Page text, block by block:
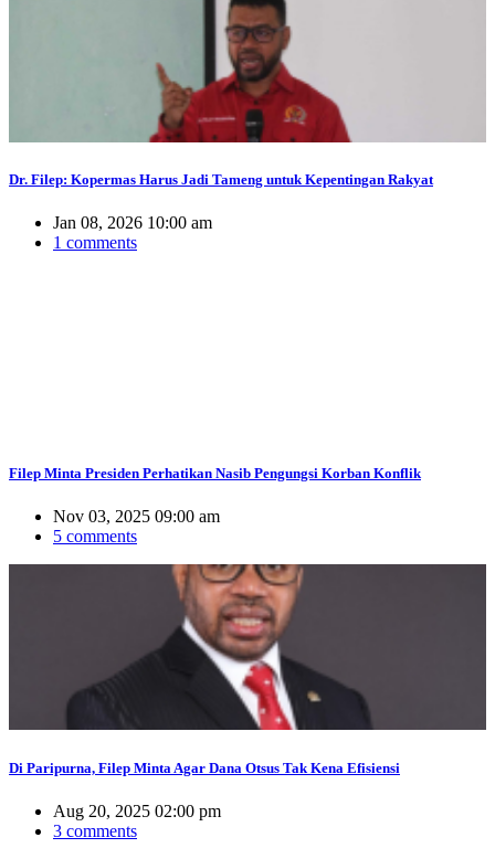
Dr. Filep: Kopermas Harus Jadi Tameng untuk Kepentingan Rakyat
Jan 08, 2026 10:00 am
1 comments
Filep Minta Presiden Perhatikan Nasib Pengungsi Korban Konflik
Nov 03, 2025 09:00 am
5 comments
Di Paripurna, Filep Minta Agar Dana Otsus Tak Kena Efisiensi
Aug 20, 2025 02:00 pm
3 comments